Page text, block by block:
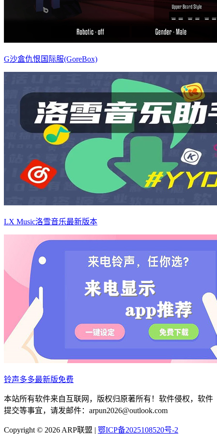
G沙盒仇恨国际服(GoreBox)
LX Music洛雪音乐最新版本
铃声多多最新版免费
本站所有软件来自互联网，版权归原著所有！软件侵权，软件
提交等事宜，请发邮件：arpun2026@outlook.com
Copyright © 2026 ARP联盟 | 鄂ICP备2025108520号-2